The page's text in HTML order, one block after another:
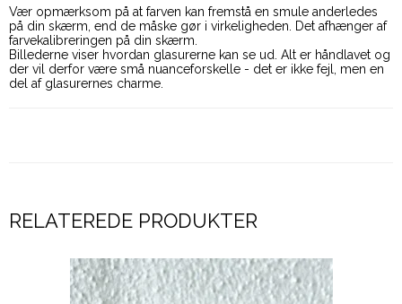
Vær opmærksom på at farven kan fremstå en smule anderledes
på din skærm, end de måske gør i virkeligheden. Det afhænger af
farvekalibreringen på din skærm.
Billederne viser hvordan glasurerne kan se ud. Alt er håndlavet og
der vil derfor være små nuanceforskelle - det er ikke fejl, men en
del af glasurernes charme.
RELATEREDE PRODUKTER